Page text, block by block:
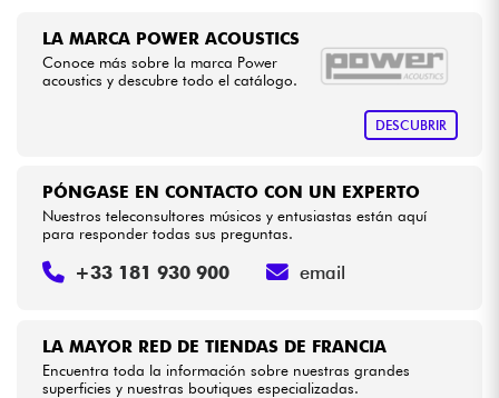
LA MARCA POWER ACOUSTICS
Conoce más sobre la marca Power
acoustics y descubre todo el catálogo.
DESCUBRIR
LA MAYOR RED DE TIENDAS DE FRANCIA
Encuentra toda la información sobre nuestras grandes
superficies y nuestras boutiques especializadas.
PÓNGASE EN CONTACTO CON UN EXPERTO
Nuestros teleconsultores músicos y entusiastas están aquí
para responder todas sus preguntas.
+33 181 930 900 email